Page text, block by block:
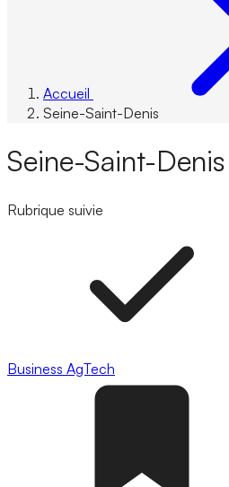
Accueil
Seine-Saint-Denis
Seine-Saint-Denis
Rubrique suivie
Business AgTech